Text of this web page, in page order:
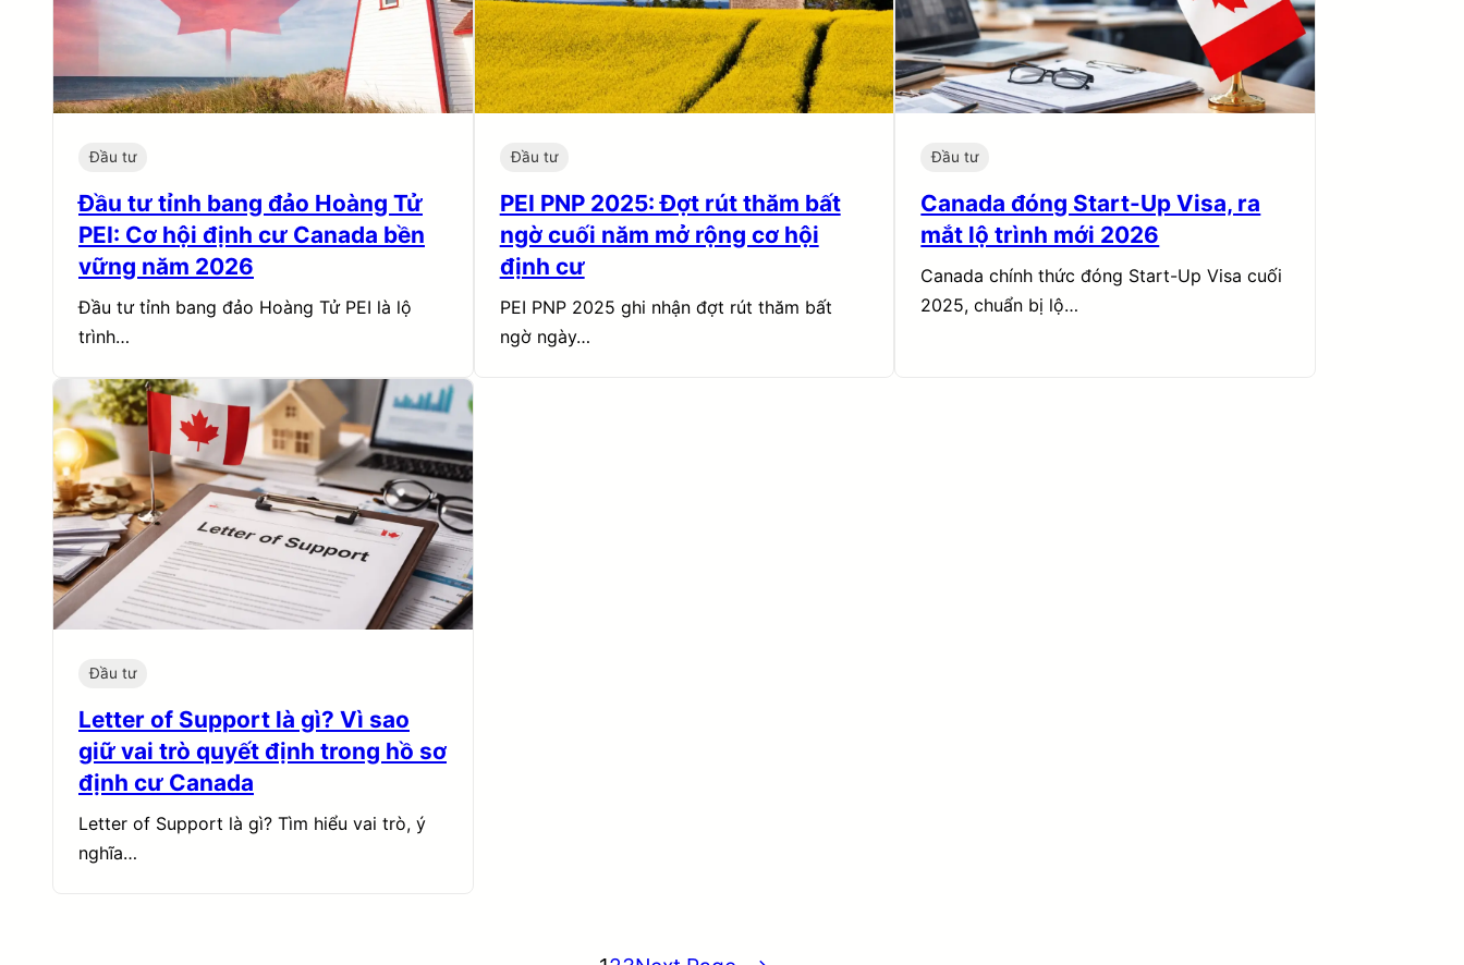
Đầu tư
Đầu tư tỉnh bang đảo Hoàng Tử
PEI: Cơ hội định cư Canada bền
vững năm 2026
Đầu tư tỉnh bang đảo Hoàng Tử PEI là lộ
trình…
Đầu tư
PEI PNP 2025: Đợt rút thăm bất
ngờ cuối năm mở rộng cơ hội
định cư
PEI PNP 2025 ghi nhận đợt rút thăm bất
ngờ ngày…
Đầu tư
Canada đóng Start-Up Visa, ra
mắt lộ trình mới 2026
Canada chính thức đóng Start-Up Visa cuối
2025, chuẩn bị lộ…
Đầu tư
Letter of Support là gì? Vì sao
giữ vai trò quyết định trong hồ sơ
định cư Canada
Letter of Support là gì? Tìm hiểu vai trò, ý
nghĩa…